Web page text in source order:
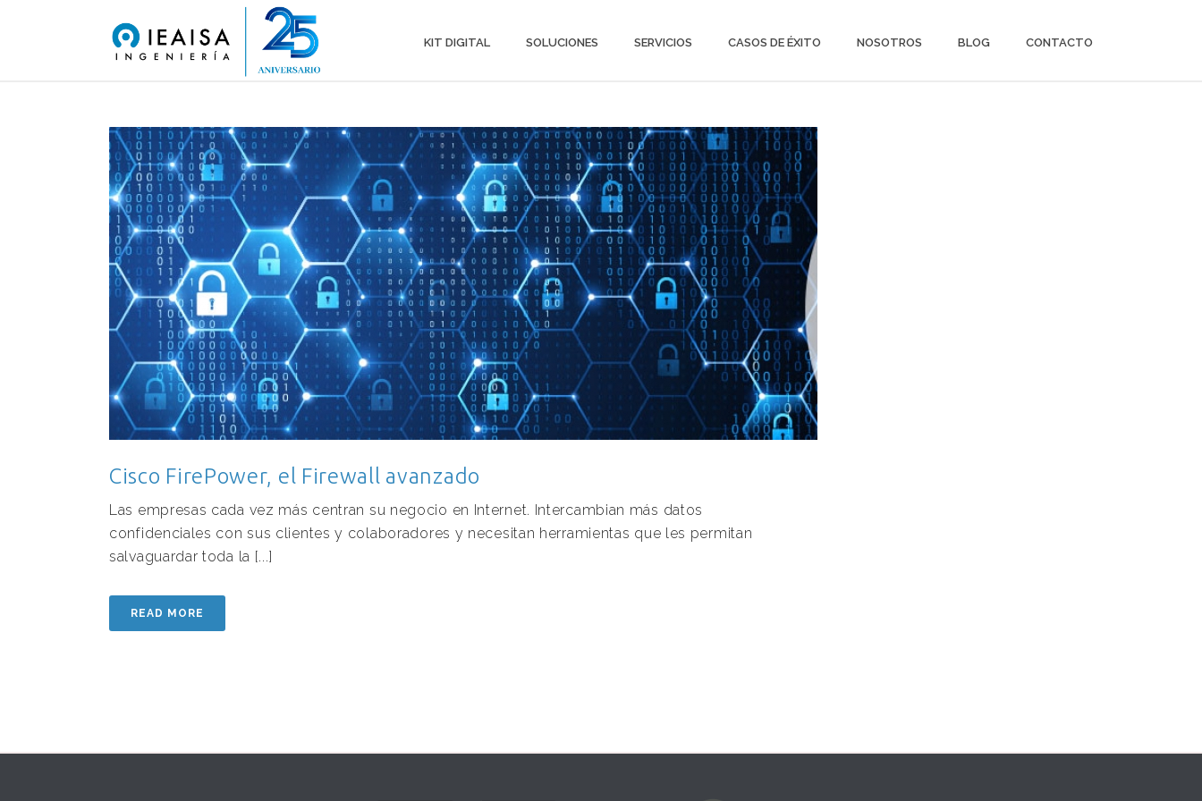
KIT DIGITAL SOLUCIONES SERVICIOS CASOS DE ÉXITO NOSOTROS BLOG CONTACTO
Cisco FirePower, el Firewall avanzado
Las empresas cada vez más centran su negocio en Internet. Intercambian más datos
confidenciales con sus clientes y colaboradores y necesitan herramientas que les permitan
salvaguardar toda la [...]
READ MORE